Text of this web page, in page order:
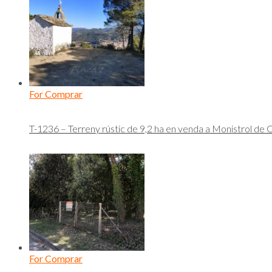
For Comprar
T-1236 – Terreny rústic de 9,2 ha en venda a Monistrol de
For Comprar